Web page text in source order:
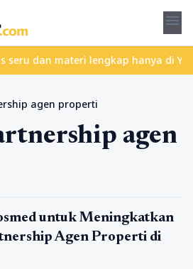
menu
dan materi lengkap hanya di
agen properti
agen
untuk Meningkatkan
Agen Properti di